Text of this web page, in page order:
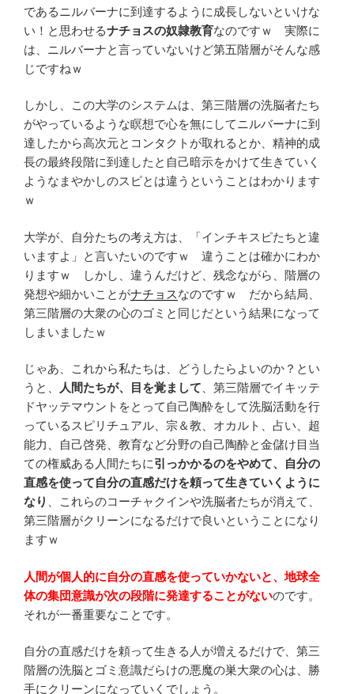
であるニルバーナに到達するように成長しないといけな
い！と思わせるナチョスの奴隷教育なのですｗ 実際に
は、ニルバーナと言っていないけど第五階層がそんな感
じですねｗ
しかし、この大学のシステムは、第三階層の洗脳者たち
がやっているような瞑想で心を無にしてニルバーナに到
達したから高次元とコンタクトが取れるとか、精神的成
長の最終段階に到達したと自己暗示をかけて生きていく
ようなまやかしのスピとは違うということはわかります
ｗ
大学が、自分たちの考え方は、「インチキスピたちと違
いますよ」と言いたいのですｗ 違うことは確かにわか
りますｗ しかし、違うんだけど、残念ながら、階層の
発想や細かいことがナチョスなのですｗ だから結局、
第三階層の大衆の心のゴミと同じだという結果になって
しまいましたｗ
じゃあ、これから私たちは、どうしたらよいのか？とい
うと、
人間たちが、目を覚まして 、第三階層でイキッテ
ドヤッテマウントをとって自己陶酔をして洗脳活動を行
っているスピリチュアル、宗＆教、オカルト、占い、超
能力、自己啓発、教育など分野の自己陶酔と金儲け目当
ての権威ある人間たちに引っかかるのをやめて、自分の
直感を使って自分の直感だけを頼って生きていくように
なり
、これらのコーチャクインや洗脳者たちが消えて、
第三階層がクリーンになるだけで良いということになり
ますｗ
人間が個人的に自分の直感を使っていかないと、地球全
体の集団意識が次の段階に発達することがないのです。
それが一番重要なことです。
自分の直感だけを頼って生きる人が増えるだけで、第三
階層の洗脳とゴミ意識だらけの悪魔の巣大衆の心は、勝
手にクリーンになっていくでしょう。